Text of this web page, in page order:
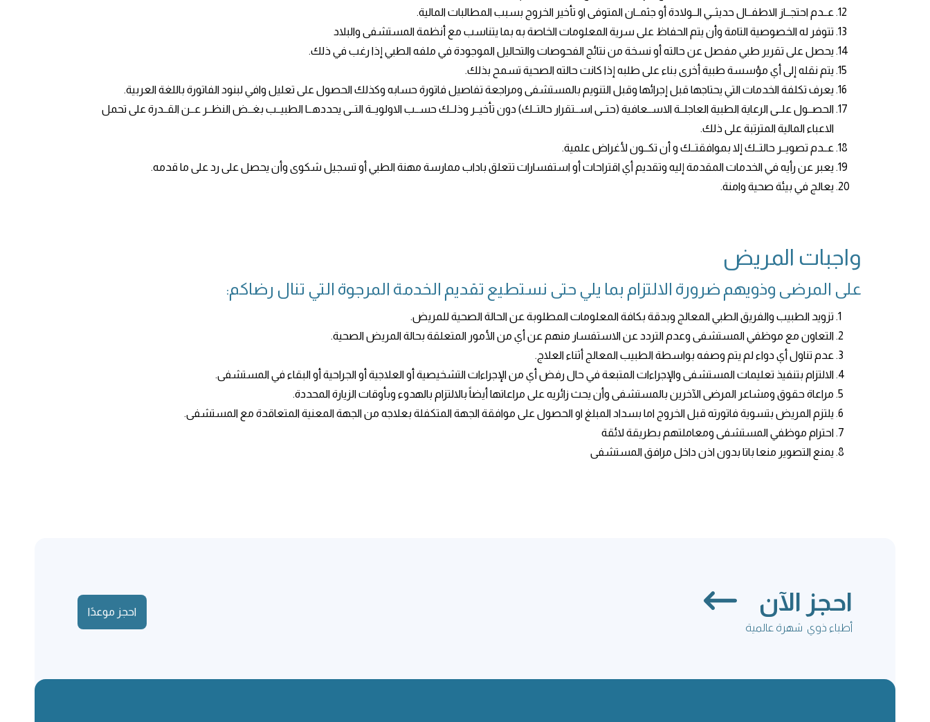
عــدم احتجــاز الاطفــال حديثــي الــولادة أو جثمــان المتوفى او تأخير الخروج بسبب المطالبات المالية.
تتوفر له الخصوصية التامة وأن يتم الحفاظ على سرية المعلومات الخاصة به بما يتناسب مع أنظمة المستشفى والبلاد
يحصل على تقرير طبي مفصل عن حالته أو نسخة من نتائج الفحوصات والتحاليل الموجودة في ملفه الطبي إذا رغب في ذلك.
يتم نقله إلى أي مؤسسة طبية أخرى بناء على طلبه إذا كانت حالته الصحية تسمح بذلك.
يعرف تكلفة الخدمات التي يحتاجها قبل إجرائها وقبل التنويم بالمستشفى ومراجعة تفاصيل فاتورة حسابه وكذلك الحصول على تعليل وافي لبنود الفاتورة باللغة العربية.
الحصــول علــى الرعاية الطبية العاجلــة الاســعافية (حتــى اســتقرار حالتــك) دون تأخيــر وذلــك حســب الاولويــة التــى يحددهــا الطبيــب بغــض النظــر عــن القــدرة على تحمل
الاعباء المالية المترتبة على ذلك.
عــدم تصويــر حالتــك إلا بموافقتــك و أن تكــون لأغراض علمية.
يعبر عن رأيه في الخدمات المقدمة إليه وتقديم أي اقتراحات أو استفسارات تتعلق باداب ممارسة مهنة الطبي أو تسجيل شكوى وأن يحصل على رد على ما قدمه.
يعالج في بيئة صحية وامنة.
واجبات المريض
على المرضى وذويهم ضرورة الالتزام بما يلي حتى نستطيع تقديم الخدمة المرجوة التي تنال رضاكم:
الالتزام بتنفيذ تعليمات المستشفى والإجراءات المتبعة في حال رفض أي من الإجراءات التشخيصية أو العلاجية أو الجراحية أو البقاء في المستشفى.
مراعاة حقوق ومشاعر المرضى الآخرين بالمستشفى وأن يحث زائريه على مراعاتها أيضاً بالالتزام بالهدوء وبأوقات الزيارة المحددة.
يلتزم المريض بتسوية فاتورته قبل الخروج اما بسداد المبلغ او الحصول على موافقة الجهة المتكفلة بعلاجه من الجهة المعنية المتعاقدة مع المستشفى.
احترام موظفي المستشفى ومعاملتهم بطريقة لائقة
يمنع التصوير منعا باتا بدون اذن داخل مرافق المستشفى
احجز الآن
أطباء ذوي شهرة عالمية
احجز موعدًا